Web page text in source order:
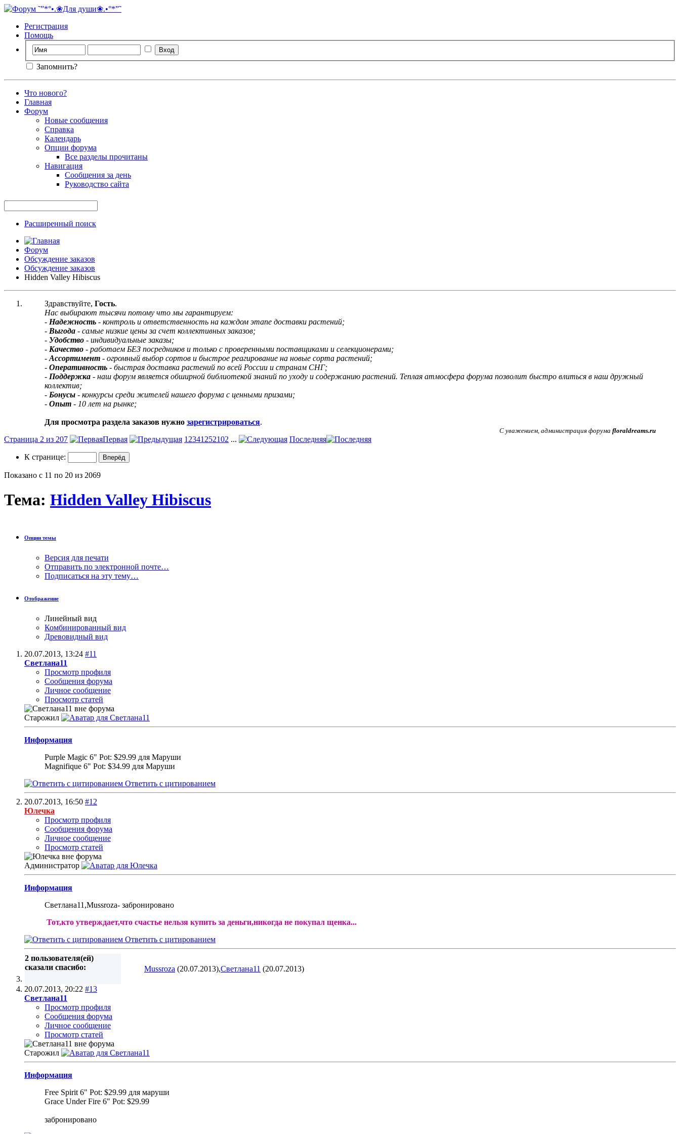
Регистрация
Помощь
Запомнить?
Что нового?
Главная
Форум
Новые сообщения
Справка
Календарь
Опции форума
Все разделы прочитаны
Навигация
Сообщения за день
Руководство сайта
Расширенный поиск
Форум
Обсуждение заказов
Обсуждение заказов
Hidden Valley Hibiscus
Здравствуйте, Гость.
Нас выбирают тысячи потому что мы гарантируем:
- Надежность - контроль и ответственность на каждом этапе доставки растений;
- Выгода - самые низкие цены за счет коллективных заказов;
- Удобство - индивидуальные заказы;
- Качество - работаем БЕЗ посредников и только с проверенными поставщиками и селекционерами;
- Ассортимент - огромный выбор сортов и быстрое реагирование на новые сорта растений;
- Оперативность - быстрая доставка растений по всей России и странам СНГ;
- Поддержка - наш форум является обширной библиотекой знаний по уходу и содержанию растений. Теплая атмосфера форума позволит быстро влиться в наш дружный
коллектив;
- Бонусы - конкурсы среди жителей нашего форума с ценными призами;
- Опыт - 10 лет на рынке;
Для просмотра раздела заказов нужно зарегистрироваться.
С уважением, администрация форума floraldreams.ru
Страница 2 из 207 Первая 1 2341252102 ... Последняя
К странице:
Показано с 11 по 20 из 2069
Тема: Hidden Valley Hibiscus
Опции темы
Версия для печати
Отправить по электронной почте…
Подписаться на эту тему…
Отображение
Линейный вид
Комбинированный вид
Древовидный вид
20.07.2013, 13:24 #11
Светлана11
Просмотр профиля
Сообщения форума
Личное сообщение
Просмотр статей
Старожил
Информация
Purple Magic 6" Pot: $29.99 для Маруши
Magnifique 6" Pot: $34.99 для Маруши
Ответить с цитированием
20.07.2013, 16:50 #12
Юлечка
Просмотр профиля
Сообщения форума
Личное сообщение
Просмотр статей
Администратор
Информация
Светлана11,Mussroza- забронировано
Тот,кто утверждает,что счастье нельзя купить за деньги,никогда не покупал щенка...
Ответить с цитированием
2 пользователя(ей)
сказали cпасибо:
Mussroza (20.07.2013),Светлана11 (20.07.2013)
20.07.2013, 20:22 #13
Светлана11
Просмотр профиля
Сообщения форума
Личное сообщение
Просмотр статей
Старожил
Информация
Free Spirit 6" Pot: $29.99 для маруши
Grace Under Fire 6" Pot: $29.99
забронировано